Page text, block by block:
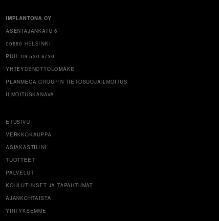
IMPLANTONA OY
ASENTAJANKATU 6
00880 HELSINKI
PUH. 09 530 6730
YHTEYDENOTTOLOMAKE
PLANMECA GROUPIN TIETOSUOJAILMOITUS
ILMOITUSKANAVA
ETUSIVU
VERKKOKAUPPA
ASIAKASTILINI
TUOTTEET
PALVELUT
KOULUTUKSET JA TAPAHTUMAT
AJANKOHTAISTA
YRITYKSEMME